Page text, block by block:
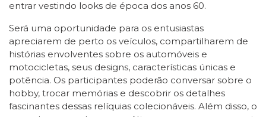
entrar vestindo looks de época dos anos 60.
Será uma oportunidade para os entusiastas
apreciarem de perto os veículos, compartilharem de
histórias envolventes sobre os automóveis e
motocicletas, seus designs, características únicas e
potência. Os participantes poderão conversar sobre o
hobby, trocar memórias e descobrir os detalhes
fascinantes dessas relíquias colecionáveis. Além disso, o